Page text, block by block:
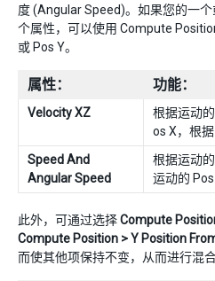
度 (Angular Speed)。如果您的一
个属性，可以使用 Compute
或 Pos Y。
属性： 功能：
Velocity XZ
根据运动
os X，根据
Speed And
Angular Speed
根据运动
运动的
此外，可通过选择Compute
Compute Position > Y Position
而使其他项保持不变，从而进行混合